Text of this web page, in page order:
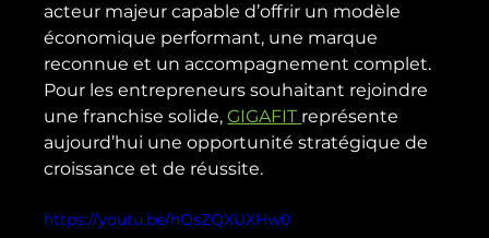
acteur majeur capable d’offrir un modèle
économique performant, une marque
reconnue et un accompagnement complet.
Pour les entrepreneurs souhaitant rejoindre
une franchise solide, GIGAFIT représente
aujourd’hui une opportunité stratégique de
croissance et de réussite.
https://youtu.be/hOsZQXUXHw0